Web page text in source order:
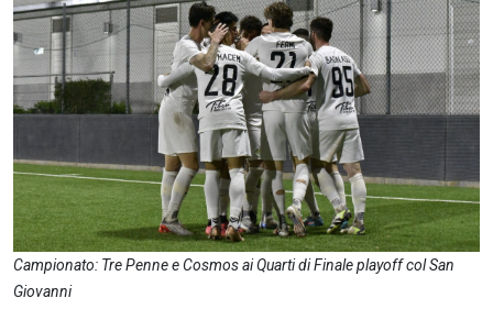
Campionato: Tre Penne e Cosmos ai Quarti di Finale playoff col San
Giovanni